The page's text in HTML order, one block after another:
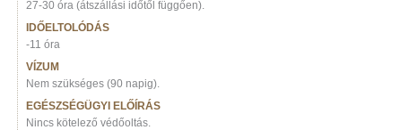
27-30 óra (átszállási időtől függően).
IDŐELTOLÓDÁS
-11 óra
VÍZUM
Nem szükséges (90 napig).
EGÉSZSÉGÜGYI ELŐÍRÁS
Nincs kötelező védőoltás.